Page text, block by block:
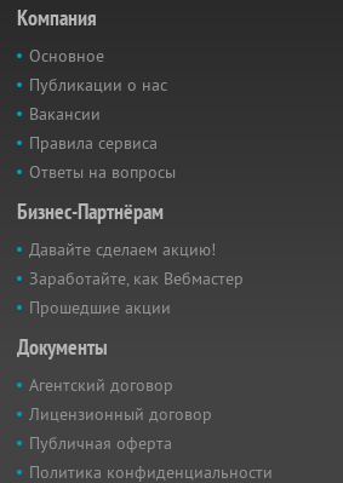
Компания
Основное
Публикации о нас
Вакансии
Правила сервиса
Ответы на вопросы
Бизнес-Партнёрам
Давайте сделаем акцию!
Заработайте, как Вебмастер
Прошедшие акции
Документы
Агентский договор
Лицензионный договор
Публичная оферта
Политика конфиденциальности